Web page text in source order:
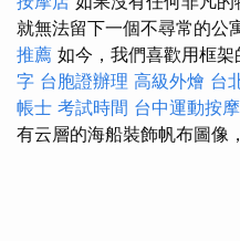
就無法留下一個不尋常的公
推薦 如今，我們喜歡用框架
字 台胞證辦理 高級外燴 台
帳士 考試時間 台中運動按摩
有云層的海船裝飾帆布圖像